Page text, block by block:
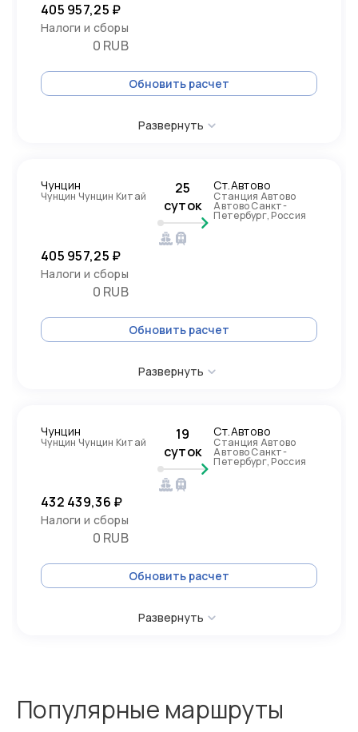
405 957,25 ₽
Налоги и сборы
0 RUB
Обновить расчет
Развернуть
Чунцин
Чунцин Чунцин Китай
25
суток
Ст.Автово
Станция Автово
Автово Санкт-
Петербург, Россия
405 957,25 ₽
Налоги и сборы
0 RUB
Обновить расчет
Развернуть
Чунцин
Чунцин Чунцин Китай
19
суток
Ст.Автово
Станция Автово
Автово Санкт-
Петербург, Россия
432 439,36 ₽
Налоги и сборы
0 RUB
Обновить расчет
Развернуть
Популярные маршруты